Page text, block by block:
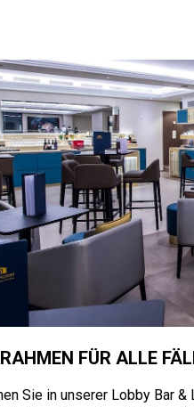
FÜR ALLE
Sie in unserer Lobby Bar